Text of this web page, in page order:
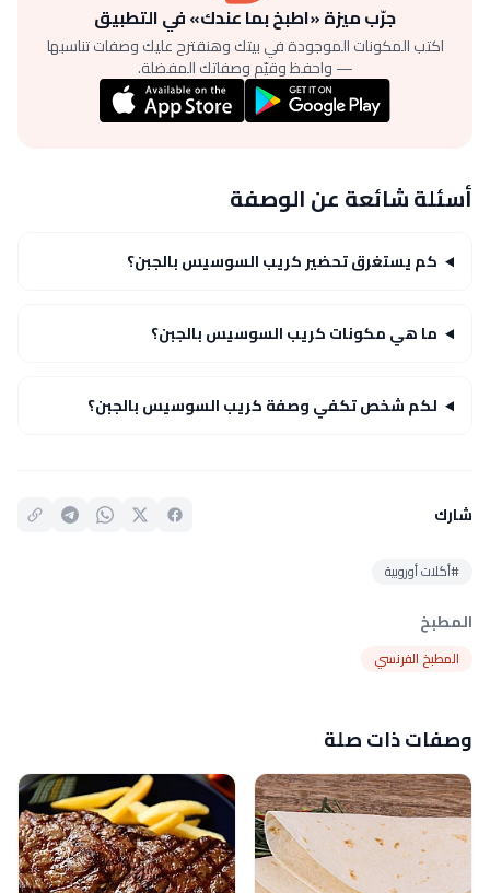
جرّب ميزة «اطبخ بما عندك» في التطبيق
اكتب المكونات الموجودة في بيتك وهنقترح عليك وصفات تناسبها
— واحفظ وقيّم وصفاتك المفضلة.
أسئلة شائعة عن الوصفة
كم يستغرق تحضير كريب السوسيس بالجبن؟
ما هي مكونات كريب السوسيس بالجبن؟
لكم شخص تكفي وصفة كريب السوسيس بالجبن؟
شارك
#أكلات أوروبية
المطبخ
المطبخ الفرنسي
وصفات ذات صلة